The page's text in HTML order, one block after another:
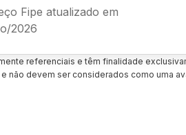
Fipe atualizado em
2026
referenciais e têm finalidade
não devem ser considerados como uma